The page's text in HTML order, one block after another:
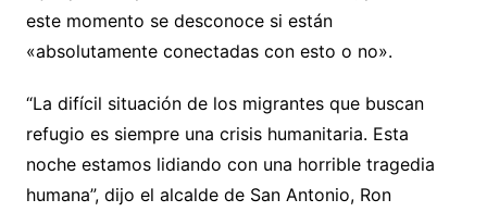
este momento se desconoce si están
«absolutamente conectadas con esto o no».
“La difícil situación de los migrantes que buscan
refugio es siempre una crisis humanitaria. Esta
noche estamos lidiando con una horrible tragedia
humana”, dijo el alcalde de San Antonio, Ron